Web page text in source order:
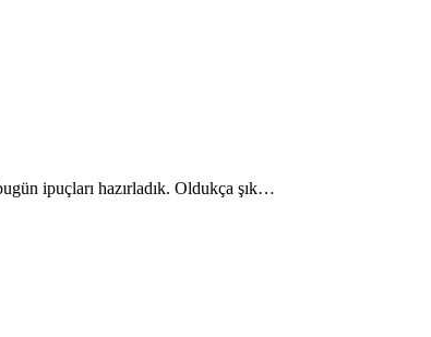
ipuçları hazırladık. Oldukça şık…